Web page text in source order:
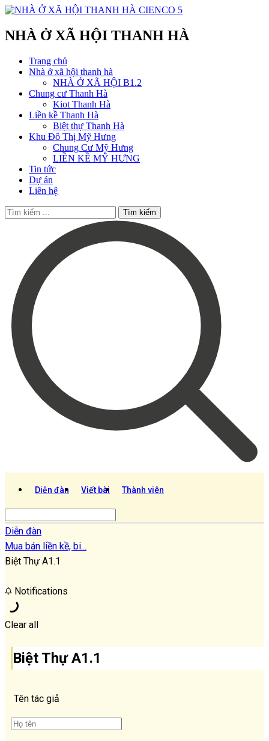
NHÀ Ở XÃ HỘI THANH HÀ
Trang chủ
Nhà ở xã hội thanh hà
NHÀ Ở XÃ HỘI B1.2
Chung cư Thanh Hà
Kiot Thanh Hà
Liền kề Thanh Hà
Biệt thự Thanh Hà
Khu Đô Thị Mỹ Hưng
Chung Cư Mỹ Hưng
LIỀN KỀ MỸ HƯNG
Tin tức
Dự án
Liên hệ
Diễn đàn Viết bài Thành viên
Diễn đàn
Mua bán liền kề, bi...
Biệt Thự A1.1
Notifications
Clear all
Biệt Thự A1.1
Tên tác giả